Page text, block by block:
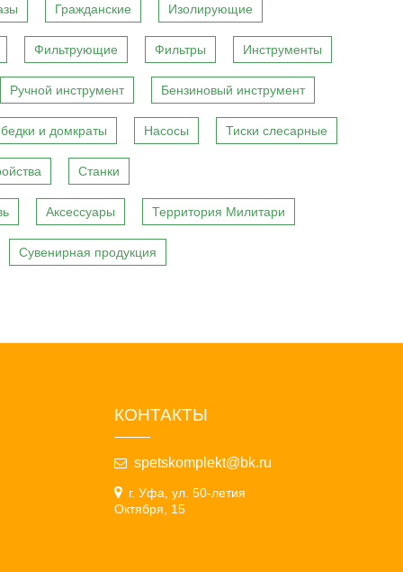
Гражданские Изолирующие
Фильтрующие Фильтры Инструменты
Ручной инструмент Бензиновый инструмент
и домкраты Насосы Тиски слесарные
Станки
Аксессуары Территория Милитари
Сувенирная продукция
КОНТАКТЫ
spetskomplekt@bk.ru
г. Уфа, ул. 50-летия
Октября, 15